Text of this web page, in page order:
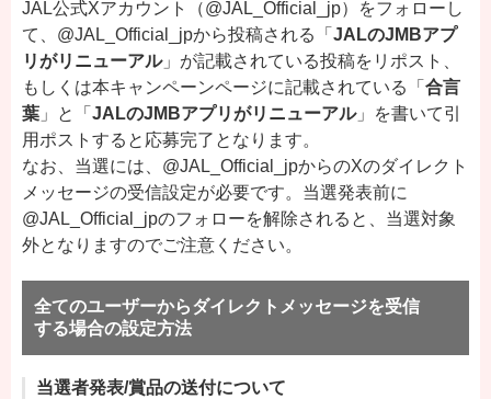
JAL公式Xアカウント（@JAL_Official_jp）をフォローし
て、@JAL_Official_jpから投稿される「 JALのJMBアプ
リがリニューアル」が記載されている投稿をリポスト、
もしくは本キャンペーンページに記載されている「 合言
葉 」と「 JALのJMBアプリがリニューアル」を書いて引
用ポストすると応募完了となります。
なお、当選には、@JAL_Official_jpからのXのダイレクト
メッセージの受信設定が必要です。当選発表前に
@JAL_Official_jpのフォローを解除されると、当選対象
外となりますのでご注意ください。
全てのユーザーからダイレクトメッセージを受信
する場合の設定方法
当選者発表/賞品の送付について